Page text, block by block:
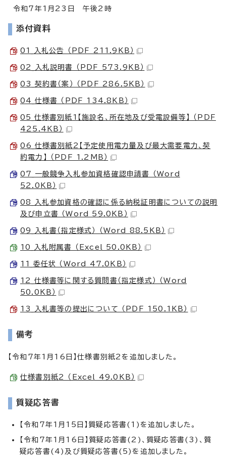
令和7年1月23日 午後2時
添付資料
01_入札公告 （PDF 211.9KB）
02_入札説明書 （PDF 573.9KB）
03_契約書（案） （PDF 286.5KB）
04_仕様書 （PDF 134.8KB）
05_仕様書別紙1【施設名、所在地及び受電設備等】 （PDF
425.4KB）
06_仕様書別紙2【予定使用電力量及び最大需要電力、契
約電力】 （PDF 1.2MB）
07_一般競争入札参加資格確認申請書 （Word
52.0KB）
08_入札参加資格の確認に係る納税証明書についての説明
及び申立書 （Word 59.0KB）
09_入札書（指定様式） （Word 88.5KB）
10_入札附属書 （Excel 50.0KB）
11_委任状 （Word 47.0KB）
12_仕様書等に関する質問書（指定様式） （Word
50.0KB）
13_入札書等の提出について （PDF 150.1KB）
備考
【令和7年1月16日】仕様書別紙2を追加しました。
仕様書別紙2 （Excel 49.0KB）
質疑応答書
【令和7年1月15日】質疑応答書(1)を追加しました。
【令和7年1月16日】質疑応答書(2)、質疑応答書(3)、質
疑応答書(4)及び質疑応答書(5)を追加しました。